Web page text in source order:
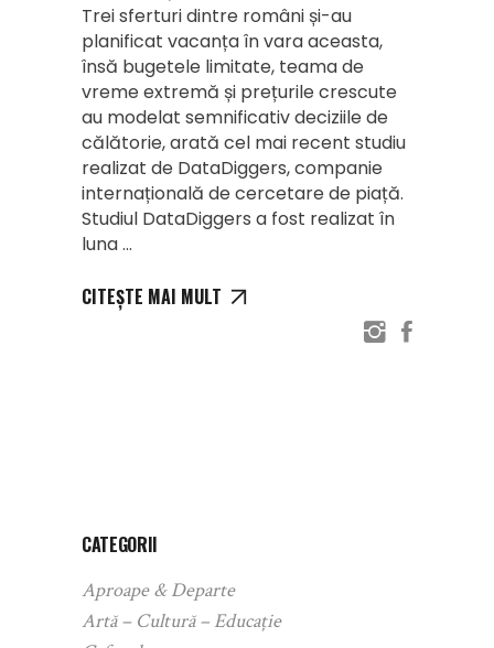
Trei sferturi dintre români și-au
planificat vacanța în vara aceasta,
însă bugetele limitate, teama de
vreme extremă și prețurile crescute
au modelat semnificativ deciziile de
călătorie, arată cel mai recent studiu
realizat de DataDiggers, companie
internațională de cercetare de piață.
Studiul DataDiggers a fost realizat în
luna
CITEȘTE MAI MULT
CATEGORII
Aproape & Departe
Artă – Cultură – Educație